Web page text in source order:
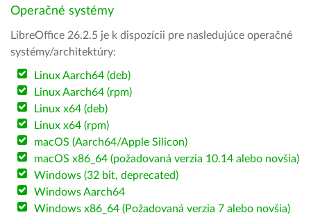
Operačné systémy
LibreOffice 26.2.5 je k dispozícii pre nasledujúce operačné
systémy/architektúry:
Linux Aarch64 (deb)
Linux Aarch64 (rpm)
Linux x64 (deb)
Linux x64 (rpm)
macOS (Aarch64/Apple Silicon)
macOS x86_64 (požadovaná verzia 10.14 alebo novšia)
Windows (32 bit, deprecated)
Windows Aarch64
Windows x86_64 (Požadovaná verzia 7 alebo novšia)